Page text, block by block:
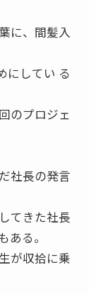
に、間髪入
にしてい る
のプロジェ
社長の発言
てきた社長
る。
が収拾に乗